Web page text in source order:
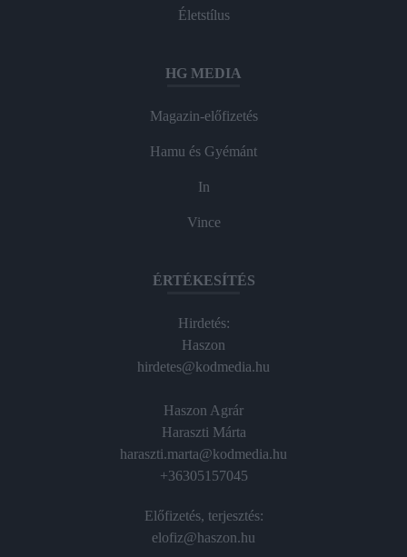
Életstílus
HG MEDIA
Magazin-előfizetés
Hamu és Gyémánt
In
Vince
ÉRTÉKESÍTÉS
Hirdetés:
Haszon
hirdetes@kodmedia.hu
Haszon Agrár
Haraszti Márta
haraszti.marta@kodmedia.hu
+36305157045
Előfizetés, terjesztés:
elofiz@haszon.hu